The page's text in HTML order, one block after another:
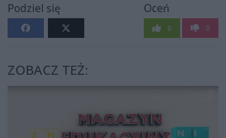
Podziel się Oceń
0 0
ZOBACZ TEŻ: